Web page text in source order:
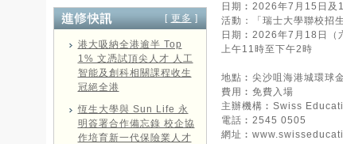
[ 更多 ]
港大吸納全港逾半 Top
1% 文憑試頂尖人才 人工
智能及創科相關課程收生
冠絕全港
恆生大學與 Sun Life 永
明簽署合作備忘錄 校企協
作培育新一代保險業人才
日期︰2026年7月15日及
活動：「瑞士大學聯校招生
日期︰2026年7月18日（
上午11時至下午2時
地點︰尖沙咀海港城環球
費用︰免費入場
主辦機構︰Swiss
電話︰2545 0505
網址︰